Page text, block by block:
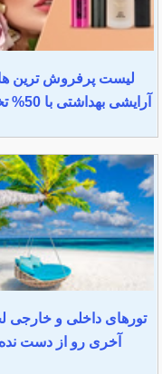
لیست پرفروش ترین
آرایشی بهداشتی با 50% تخفیف
تورهای داخلی و خارجی
آخری رو از دست نده